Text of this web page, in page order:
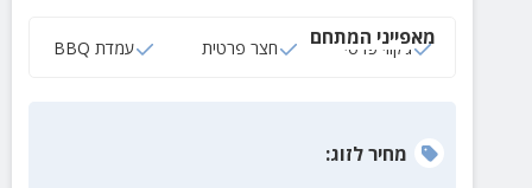
מאפייני המתחם
ג‘קוזי פרטי חצר פרטית עמדת BBQ
מחירלזוג: